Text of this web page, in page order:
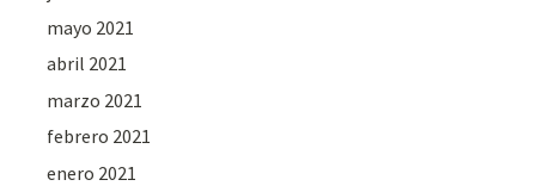
mayo 2021
abril 2021
marzo 2021
febrero 2021
enero 2021